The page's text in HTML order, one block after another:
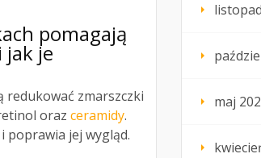
pomagają
jak je
zmarszczki
oraz ceramidy.
poprawia jej wygląd.
maj